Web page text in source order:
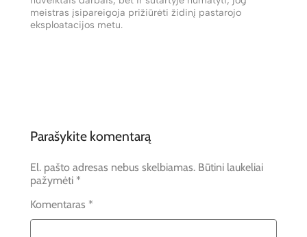
meistras įsipareigoja prižiūrėti židinį pastarojo
eksploatacijos metu.
Parašykite komentarą
El. pašto adresas nebus skelbiamas. Būtini laukeliai
pažymėti *
Komentaras *